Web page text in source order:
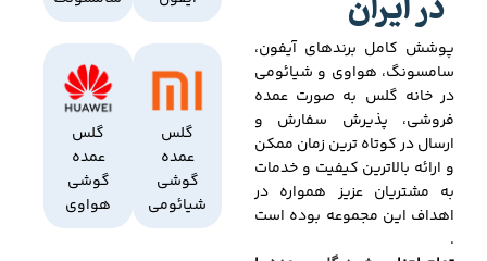
پوشش کامل برندهای آیفون،
سامسونگ، هواوی و شیائومی
در خانه گلس به صورت عمده
فروشی، پذیرش سفارش و
ارسال در کوتاه ترین زمان ممکن
و ارائه بالاترین کیفیت و خدمات
به مشتریان عزیز همواره در
اهداف این مجموعه بوده است
.
گلس
عمده
گوشی
شیائومی
گلس
عمده
گوشی
هواوی